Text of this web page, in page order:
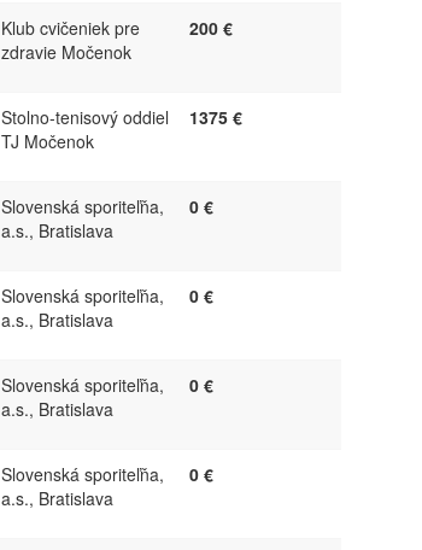
Klub cvičeniek pre
zdravie Močenok
200 €
Stolno-tenisový oddiel
TJ Močenok
1375 €
Slovenská sporiteľňa,
a.s., Bratislava
0 €
Slovenská sporiteľňa,
a.s., Bratislava
0 €
Slovenská sporiteľňa,
a.s., Bratislava
0 €
Slovenská sporiteľňa,
a.s., Bratislava
0 €